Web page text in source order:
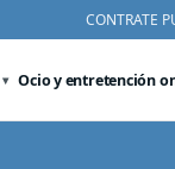
CONTRATE
Ocio y entretención